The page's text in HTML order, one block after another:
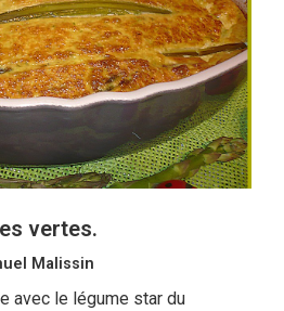
vertes.
Malissin
avec le légume star du